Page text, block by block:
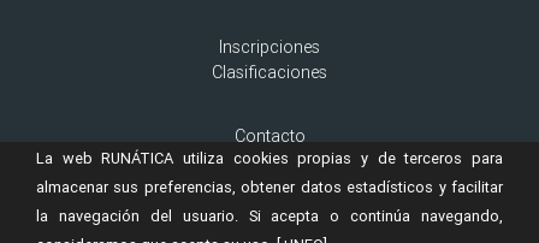
Inscripciones
Clasificaciones
Contacto
Aviso Legal
Cookies
La web RUNÁTICA utiliza cookies propias y de terceros para
almacenar sus preferencias, obtener datos estadísticos y facilitar
la navegación del usuario. Si acepta o continúa navegando,